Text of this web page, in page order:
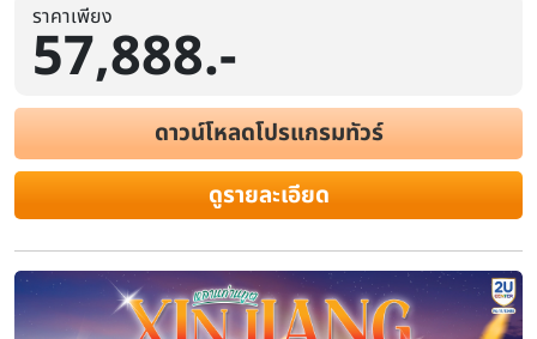
ทัวร์ซินเจียงเหนือ ฤดูใบไม้ร่วง อลังกา
หมู่บ้านนิทานเหอมู่ เมืองปีศาจอูเหอ ธา
คืน (ทัวร์ไม่ลงร้านช้อป)
ราคาเพียง
57,888.-
ดาวน์โหลดโปรแกรมทัวร์
ดูรายละเอียด